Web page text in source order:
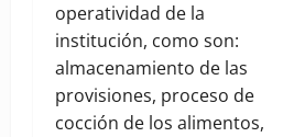
operatividad de la
institución, como son:
almacenamiento de las
provisiones, proceso de
cocción de los alimentos,